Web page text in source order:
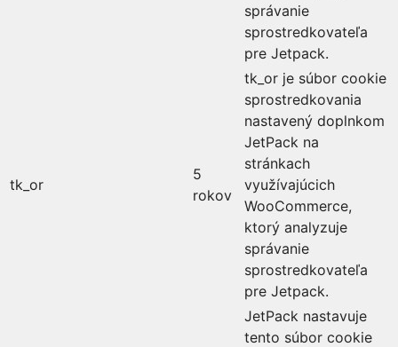
správanie
sprostredkovateľa
pre Jetpack.
tk_or
5
rokov
tk_or je súbor cookie
sprostredkovania
nastavený doplnkom
JetPack na
stránkach
využívajúcich
WooCommerce,
ktorý analyzuje
správanie
sprostredkovateľa
pre Jetpack.
JetPack nastavuje
tento súbor cookie